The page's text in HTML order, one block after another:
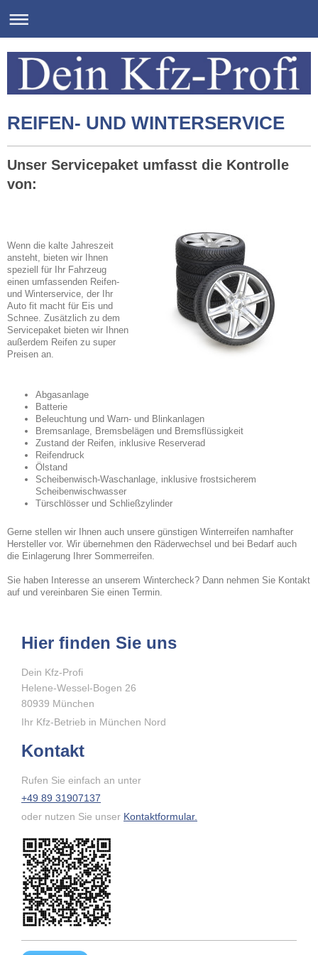
REIFEN- UND WINTERSERVICE
Unser Servicepaket umfasst die Kontrolle
von:
Wenn die kalte Jahreszeit
ansteht, bieten wir Ihnen
speziell für Ihr Fahrzeug
einen umfassenden Reifen-
und Winterservice, der Ihr
Auto fit macht für Eis und
Schnee. Zusätzlich zu dem
Servicepaket bieten wir Ihnen
außerdem Reifen zu super
Preisen an.
Abgasanlage
Batterie
Beleuchtung und Warn- und Blinkanlagen
Bremsanlage, Bremsbelägen und Bremsflüssigkeit
Zustand der Reifen, inklusive Reserverad
Reifendruck
Ölstand
Scheibenwisch-Waschanlage, inklusive frostsicherem
Scheibenwischwasser
Türschlösser und Schließzylinder
Gerne stellen wir Ihnen auch unsere günstigen Winterreifen namhafter
Hersteller vor. Wir übernehmen den Räderwechsel und bei Bedarf auch
die Einlagerung Ihrer Sommerreifen.
Sie haben Interesse an unserem Wintercheck? Dann nehmen Sie Kontakt
auf und vereinbaren Sie einen Termin.
Hier finden Sie uns
Dein Kfz-Profi
Helene-Wessel-Bogen 26
80939 München
Ihr Kfz-Betrieb in München Nord
Kontakt
Rufen Sie einfach an unter
+49 89 31907137
oder nutzen Sie unser Kontaktformular.